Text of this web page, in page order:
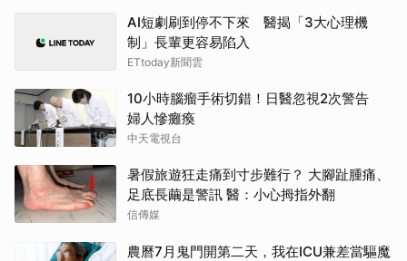
AI短劇刷到停不下來 醫揭「3大心理機
制」長輩更容易陷入
ETtoday新聞雲
10小時腦瘤手術切錯！日醫忽視2次警告
婦人慘癱瘓
中天電視台
暑假旅遊狂走痛到寸步難行？ 大腳趾腫痛、
足底長繭是警訊 醫：小心拇指外翻
信傳媒
農曆7月鬼門開第二天，我在ICU兼差當驅魔